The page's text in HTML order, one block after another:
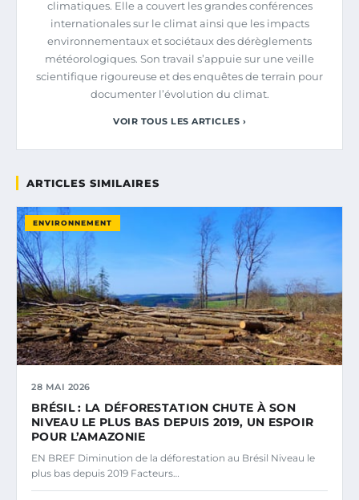
climatiques. Elle a couvert les grandes conférences
internationales sur le climat ainsi que les impacts
environnementaux et sociétaux des dérèglements
météorologiques. Son travail s’appuie sur une veille
scientifique rigoureuse et des enquêtes de terrain pour
documenter l’évolution du climat.
VOIR TOUS LES ARTICLES ›
ARTICLES SIMILAIRES
ENVIRONNEMENT
28 MAI 2026
BRÉSIL : LA DÉFORESTATION CHUTE À SON
NIVEAU LE PLUS BAS DEPUIS 2019, UN ESPOIR
POUR L’AMAZONIE
EN BREF Diminution de la déforestation au Brésil Niveau le
plus bas depuis 2019 Facteurs…